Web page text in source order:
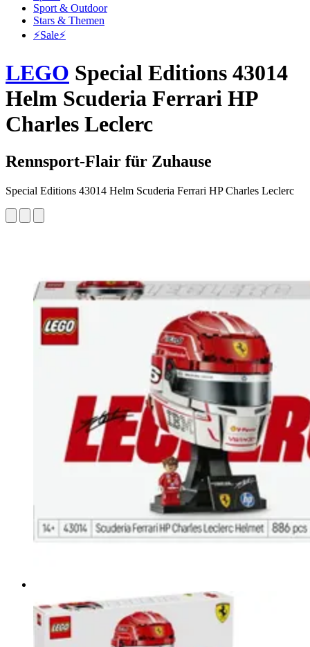
Sport & Outdoor
Stars & Themen
⚡️Sale⚡️
LEGO Special Editions 43014
Helm Scuderia Ferrari HP
Charles Leclerc
Rennsport-Flair für Zuhause
Special Editions 43014 Helm Scuderia Ferrari HP Charles Leclerc